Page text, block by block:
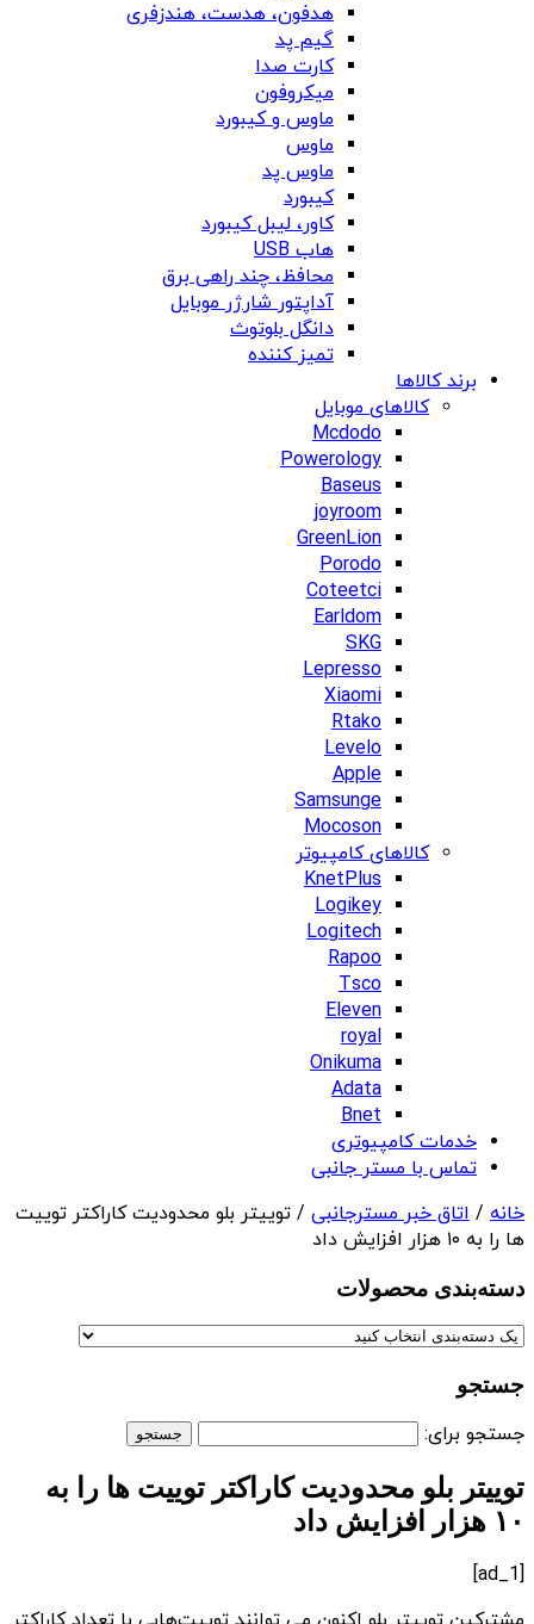
هدفون، هدست، هندزفری
گیم پد
کارت صدا
میکروفون
ماوس و کیبورد
ماوس
ماوس پد
کیبورد
کاور، لیبل کیبورد
هاب USB
محافظ، چند راهی برق
آداپتور شارژر موبایل
دانگل بلوتوث
تمیز کننده
برند کالاها
کالاهای موبایل
Mcdodo
Powerology
Baseus
joyroom
GreenLion
Porodo
Coteetci
Earldom
SKG
Lepresso
Xiaomi
Rtako
Levelo
Apple
Samsunge
Mocoson
کالاهای کامپیوتر
KnetPlus
Logikey
Logitech
Rapoo
Tsco
Eleven
royal
Onikuma
Adata
Bnet
خدمات کامپیوتری
تماس با مستر جانبی
خانه / اتاق خبر مسترجانبی / توییتر بلو محدودیت کاراکتر توییت
ها را به ۱۰ هزار افزایش داد
دسته‌بندی‌ محصولات
جستجو
جستجو برای:
توییتر بلو محدودیت کاراکتر توییت ها را به
۱۰ هزار افزایش داد
[ad_1]